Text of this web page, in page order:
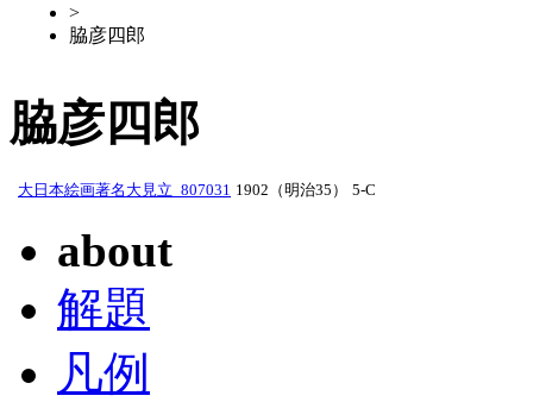
>
脇彦四郎
脇彦四郎
大日本絵画著名大見立_807031 1902（明治35） 5-C
about
解題
凡例